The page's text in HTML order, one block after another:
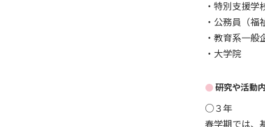
・特別支援学
・公務員（福
・教育系一般
・大学院
研究や活動
○３年
春学期では、